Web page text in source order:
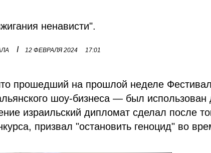
ненависти".
I 12 ФЕВРАЛЯ 2024 17:01
прошедший на прошлой неделе
шоу-бизнеса — был использован
израильский дипломат сделал после
призвал "остановить геноцид" во